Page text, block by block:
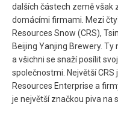
dalších částech země však
domácími firmami. Mezi
Resources Snow (CRS),
Beijing Yanjing Brewery.
a všichni se snaží posílit
společnostmi. Největší
Resources Enterprise a
je největší značkou piva na